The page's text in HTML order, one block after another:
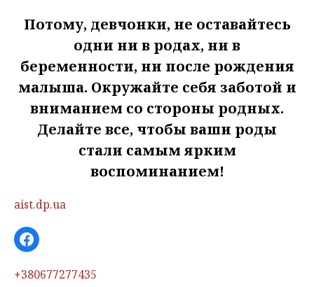
Потому, девчонки, не оставайтесь
одни ни в родах, ни в
беременности, ни после рождения
малыша. Окружайте себя заботой и
вниманием со стороны родных.
Делайте все, чтобы ваши роды
стали самым ярким
воспоминанием!
aist.dp.ua
Facebook
+380677277435